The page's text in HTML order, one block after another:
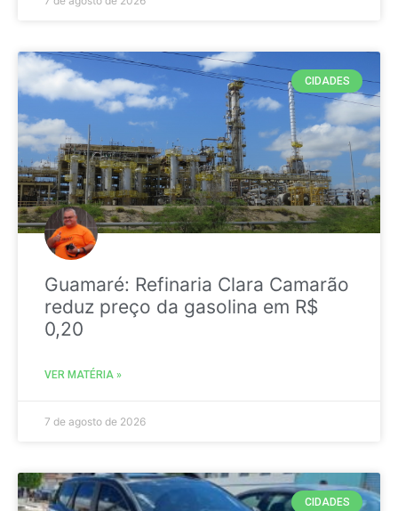
CIDADES
Guamaré: Refinaria Clara Camarão
reduz preço da gasolina em R$
0,20
VER MATÉRIA »
7 de agosto de 2026
CIDADES